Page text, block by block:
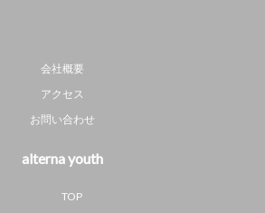
会社概要
アクセス
お問い合わせ
alterna youth
TOP